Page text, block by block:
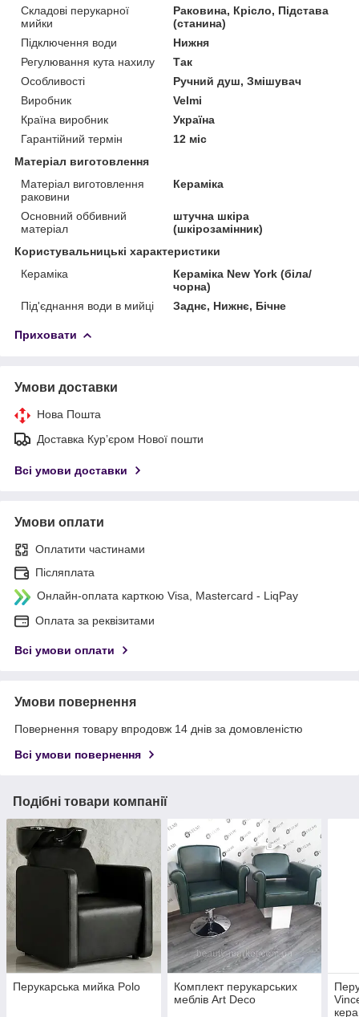
Складові перукарної
мийки
Раковина, Крісло, Підстава
(станина)
Підключення води
Нижня
Регулювання кута нахилу
Так
Особливості
Ручний душ, Змішувач
Виробник
Velmi
Країна виробник
Україна
Гарантійний термін
12 міс
Матеріал виготовлення
Матеріал виготовлення
раковини
Кераміка
Основний оббивний
матеріал
штучна шкіра
(шкірозамінник)
Користувальницькі характеристики
Кераміка
Кераміка New York (біла/
чорна)
Під'єднання води в мийці
Заднє, Нижнє, Бічне
Приховати
Умови доставки
Нова Пошта
Доставка Курʼєром Нової пошти
Всі умови доставки
Умови оплати
Оплатити частинами
Післяплата
Онлайн-оплата карткою Visa, Mastercard - LiqPay
Оплата за реквізитами
Всі умови оплати
Умови повернення
Повернення товару впродовж 14 днів за домовленістю
Всі умови повернення
Подібні товари компанії
Перукарська мийка Polo
Комплект перукарських
меблів Art Deco